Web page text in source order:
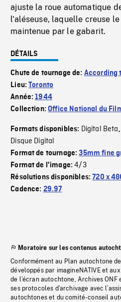
ajuste la roue automatique
l'aléseuse, laquelle creuse
maintenue par le gabarit.
DÉTAILS
Chute de tournage de: According
Lieu:Toronto
Année:1944
Collection:Office National du
Formats disponibles: Digital Beta,
Disque Digital
Format de tournage:35mm fine
Format de l'image:4/3
Résolutions disponibles:720 x
Cadence: 29.97
Moratoire sur les contenus
Conformément au Plan autochtone
développés par imagineNATIVE et
de l’écran autochtone, Archives
ses protocoles d’archivage avec
autochtones et du comité-conseil